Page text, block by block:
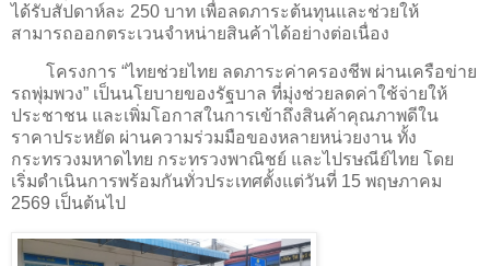
ได้รับสัปดาห์ละ 250 บาท เพื่อลดภาระต้นทุนและช่วยให้
สามารถออกตระเวนจำหน่ายสินค้าได้อย่างต่อเนื่อง
โครงการ “ไทยช่วยไทย ลดภาระค่าครองชีพ ผ่านเครือข่าย
รถพุ่มพวง” เป็นนโยบายของรัฐบาล ที่มุ่งช่วยลดค่าใช้จ่ายให้
ประชาชน และเพิ่มโอกาสในการเข้าถึงสินค้าคุณภาพดีใน
ราคาประหยัด ผ่านความร่วมมือของหลายหน่วยงาน ทั้ง
กระทรวงมหาดไทย กระทรวงพาณิชย์ และไปรษณีย์ไทย โดย
เริ่มดำเนินการพร้อมกันทั่วประเทศตั้งแต่วันที่ 15 พฤษภาคม
2569 เป็นต้นไป